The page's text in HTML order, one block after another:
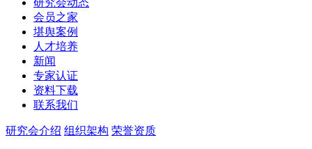
研究会动态
会员之家
堪舆案例
人才培养
新闻
专家认证
资料下载
联系我们
研究会介绍 组织架构 荣誉资质